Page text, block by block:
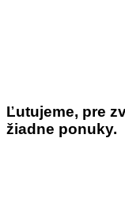
B-komplex
Balzamy
Ľutujeme, pre
žiadne ponuky.